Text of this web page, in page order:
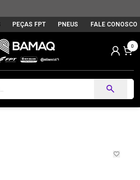
PEÇAS FPT PNEUS FALE CONOSCO
0